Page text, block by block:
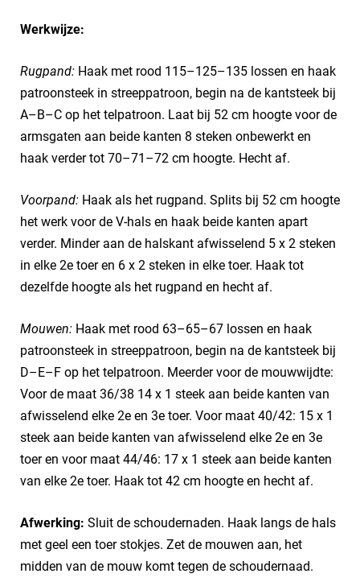
Werkwijze:
Rugpand: Haak met rood 115–125–135 lossen en haak
patroonsteek in streeppatroon, begin na de kantsteek bij
A–B–C op het telpatroon. Laat bij 52 cm hoogte voor de
armsgaten aan beide kanten 8 steken onbewerkt en
haak verder tot 70–71–72 cm hoogte. Hecht af.
Voorpand: Haak als het rugpand. Splits bij 52 cm hoogte
het werk voor de V-hals en haak beide kanten apart
verder. Minder aan de halskant afwisselend 5 x 2 steken
in elke 2e toer en 6 x 2 steken in elke toer. Haak tot
dezelfde hoogte als het rugpand en hecht af.
Mouwen: Haak met rood 63–65–67 lossen en haak
patroonsteek in streeppatroon, begin na de kantsteek bij
D–E–F op het telpatroon. Meerder voor de mouwwijdte:
Voor de maat 36/38 14 x 1 steek aan beide kanten van
afwisselend elke 2e en 3e toer. Voor maat 40/42: 15 x 1
steek aan beide kanten van afwisselend elke 2e en 3e
toer en voor maat 44/46: 17 x 1 steek aan beide kanten
van elke 2e toer. Haak tot 42 cm hoogte en hecht af.
Afwerking: Sluit de schoudernaden. Haak langs de hals
met geel een toer stokjes. Zet de mouwen aan, het
midden van de mouw komt tegen de schoudernaad.